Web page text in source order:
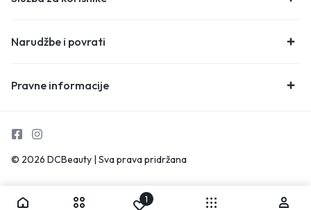
Narudžbe i povrati
Pravne informacije
© 2026 DCBeauty | Sva prava pridržana
1